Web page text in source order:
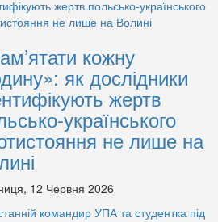
кожну
як дослідники
жертв
українського
не лише на
12 Червня 2026